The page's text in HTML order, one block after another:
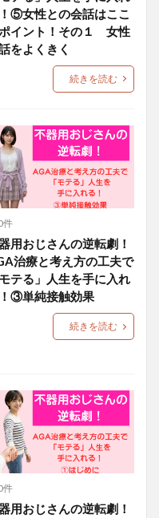
⑤女性との会話はここ
イント！その１ 女性
をよくきく
続きを読む
件
用おじさんの逆転劇！
治療と考え方の工夫で
モテる」人生を手に入れ
③単純接触効果
続きを読む
件
用おじさんの逆転劇！